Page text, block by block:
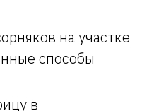
на участке
способы
в